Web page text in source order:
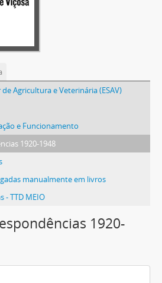
de Agricultura e Veterinária (ESAV)
e Funcionamento
1920-1948
manualmente em livros
- TTD MEIO
1920-